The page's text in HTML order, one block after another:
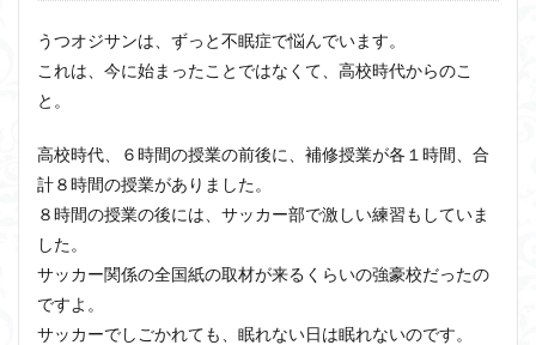
うつオジサンは、ずっと不眠症で悩んでいます。
これは、今に始まったことではなくて、高校時代からのこ
と。
高校時代、６時間の授業の前後に、補修授業が各１時間、合
計８時間の授業がありました。
８時間の授業の後には、サッカー部で激しい練習もしていま
した。
サッカー関係の全国紙の取材が来るくらいの強豪校だったの
ですよ。
サッカーでしごかれても、眠れない日は眠れないのです。